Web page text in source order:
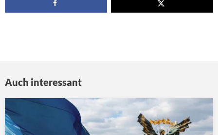
Auch interessant